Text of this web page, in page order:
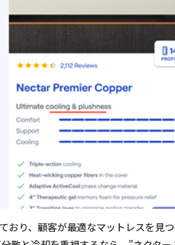
おり、顧客が最適なマットレスを見